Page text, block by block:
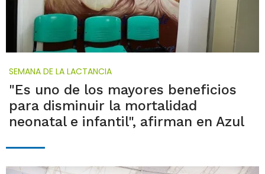
SEMANA DE LA LACTANCIA
"Es uno de los mayores beneficios
para disminuir la mortalidad
neonatal e infantil", afirman en Azul